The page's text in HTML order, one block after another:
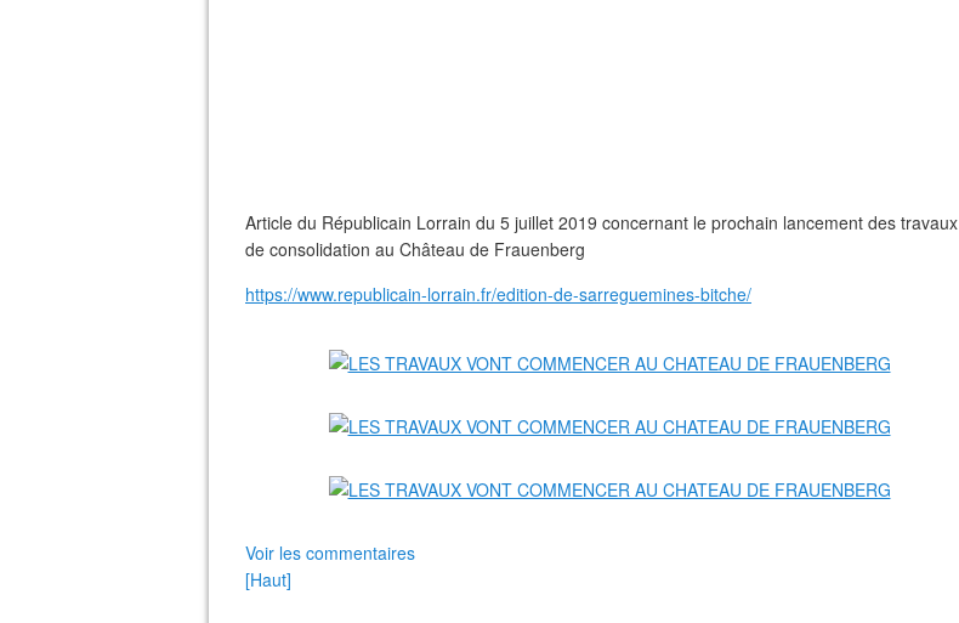
Article du Républicain Lorrain du 5 juillet 2019 concernant le prochain lancement des travaux
de consolidation au Château de Frauenberg
https://www.republicain-lorrain.fr/edition-de-sarreguemines-bitche/
Voir les commentaires
[Haut]